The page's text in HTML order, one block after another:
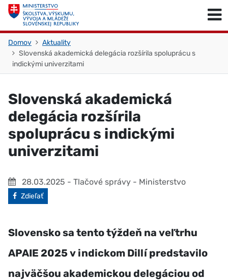
Skočiť na obsah
Domov
Aktuality
Slovenská akademická delegácia rozšírila spoluprácu s
indickými univerzitami
Slovenská akademická
delegácia rozšírila
spoluprácu s indickými
univerzitami
28.03.2025 - Tlačové správy - Ministerstvo
Facebook
Zdieľať
Slovensko sa tento týždeň na veľtrhu
APAIE 2025 v indickom Dillí predstavilo
najväčšou akademickou delegáciou od
Skočiť na začiatok stránky